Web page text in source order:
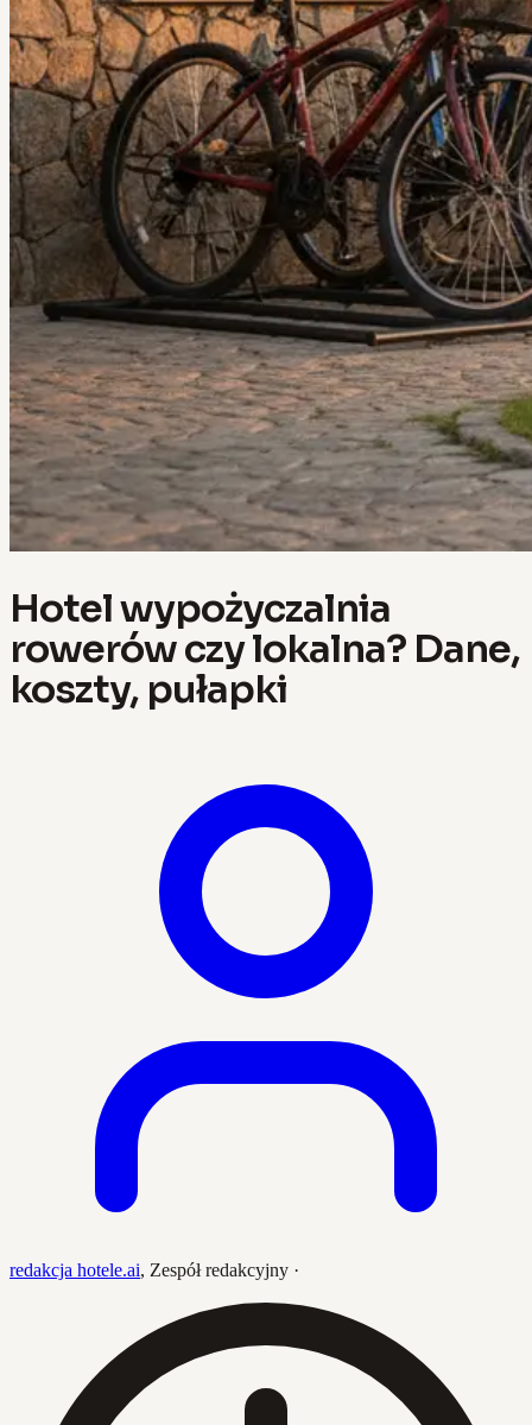
Hotel wypożyczalnia
rowerów czy lokalna? Dane,
koszty, pułapki
redakcja hotele.ai, Zespół redakcyjny ·